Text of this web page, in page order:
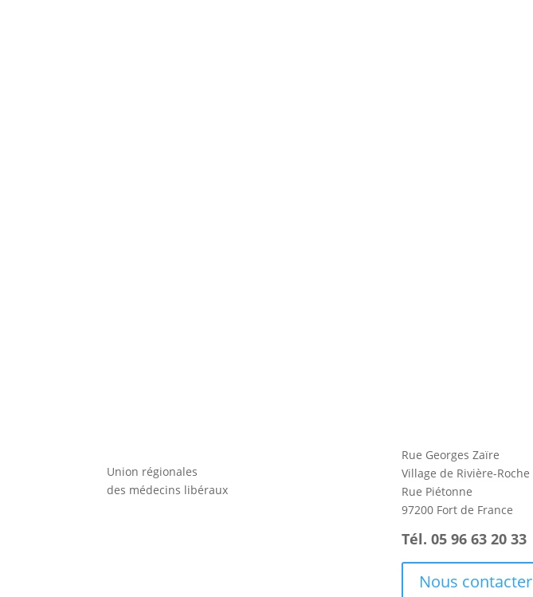
Union régionales
des médecins libéraux
Rue Georges Zaïre
Village de Rivière-Roche
Rue Piétonne
97200 Fort de France
Tél. 05 96 63 20 33
Nous contacter